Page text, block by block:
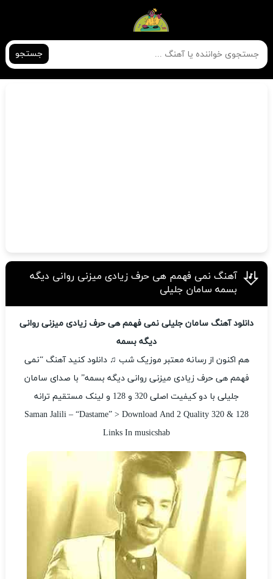
جستجو
آهنگ نمی فهمم هی حرف زیادی میزنی روانی دیگه
بسمه سامان جلیلی
دانلود آهنگ سامان جلیلی نمی فهمم هی حرف زیادی میزنی روانی
دیگه بسمه
هم اکنون از رسانه معتبر موزیک شب ♫ دانلود کنید آهنگ “نمی
فهمم هی حرف زیادی میزنی روانی دیگه بسمه” با صدای سامان
جلیلی با دو کیفیت اصلی 320 و 128 و لینک مستقیم ترانه
Saman Jalili – “Dastame” > Download And 2 Quality 320 & 128
Links In musicshab